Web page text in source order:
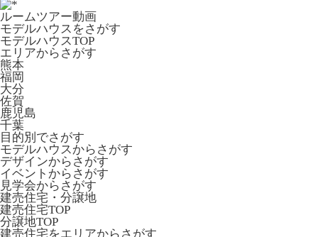
ルームツアー動画
モデルハウスをさがす
モデルハウスTOP
エリアからさがす
熊本
福岡
大分
佐賀
鹿児島
千葉
目的別でさがす
モデルハウスからさがす
デザインからさがす
イベントからさがす
見学会からさがす
建売住宅・分譲地
建売住宅TOP
分譲地TOP
建売住宅をエリアからさがす